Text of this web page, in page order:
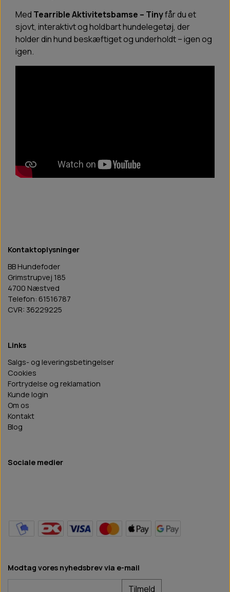
Med Tearrible Aktivitetsbamse – Tinyfår du et
sjovt, interaktivt og holdbart hundelegetøj, der
holder din hund beskæftiget og underholdt – igen og
igen.
Kontaktoplysninger
BB Hundefoder
Grimstrupvej 185
4700 Næstved
Telefon: 61516787
CVR: 36229225
Links
Salgs- og leveringsbetingelser
Cookies
Fortrydelse og reklamation
Kunde login
Om os
Kontakt
Blog
Sociale medier
Modtag vores nyhedsbrev via e-mail
Tilmeld